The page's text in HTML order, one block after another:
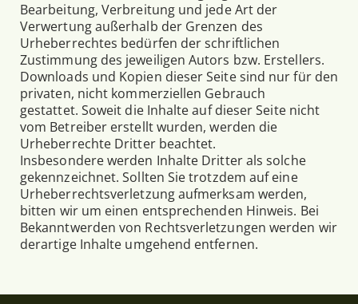
Bearbeitung, Verbreitung und jede Art der
Verwertung außerhalb der Grenzen des
Urheberrechtes bedürfen der schriftlichen
Zustimmung des jeweiligen Autors bzw. Erstellers.
Downloads und Kopien dieser Seite sind nur für den
privaten, nicht kommerziellen Gebrauch
gestattet. Soweit die Inhalte auf dieser Seite nicht
vom Betreiber erstellt wurden, werden die
Urheberrechte Dritter beachtet.
Insbesondere werden Inhalte Dritter als solche
gekennzeichnet. Sollten Sie trotzdem auf eine
Urheberrechtsverletzung aufmerksam werden,
bitten wir um einen entsprechenden Hinweis. Bei
Bekanntwerden von Rechtsverletzungen werden wir
derartige Inhalte umgehend entfernen.